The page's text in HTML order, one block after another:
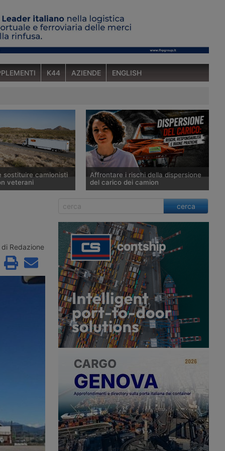
K44 AZIENDE ENGLISH
sostituire camionisti
veterani
sostituire gli autisti
carenza strutturale di
provvedimento giunge
delle patenti a circa
con status
Affrontare i rischi della dispersione
del carico dei camion
In questo video di K44, Laura Broglio
industriali, un problema che colpisce
soprattutto il trasporto di materiali
sfusi su cassone. Rischi per la
sicurezza stradale, ma anche di
pesanti sanzioni.
di Redazione
cerca